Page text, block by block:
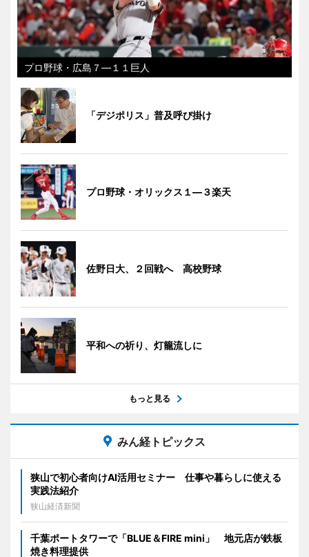
プロ野球・広島７―１１巨人
「デジポリス」普及呼び掛け
プロ野球・オリックス１―３楽天
佐野日大、２回戦へ 高校野球
平和への祈り、灯籠流しに
もっと見る
みん経トピックス
狭山で初心者向けAI活用セミナー 仕事や暮らしに使える
実践法紹介
狭山経済新聞
千葉ポートタワーで「BLUE＆FIRE mini」 地元店が鉄板
焼き料理提供